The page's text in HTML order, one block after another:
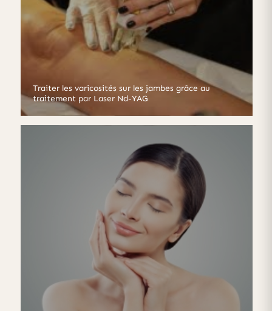
Traiter les varicosités sur les jambes grâce au
traitement par Laser Nd-YAG